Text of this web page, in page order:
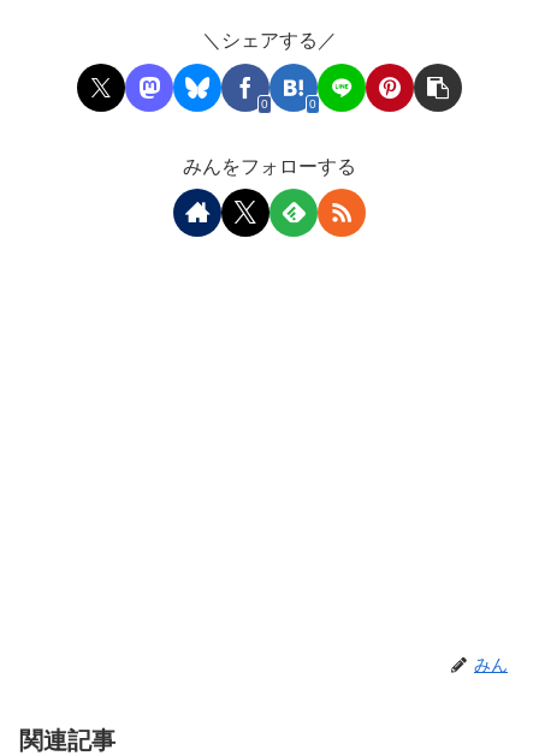
＼シェアする／
0 0
みんをフォローする
みん
関連記事